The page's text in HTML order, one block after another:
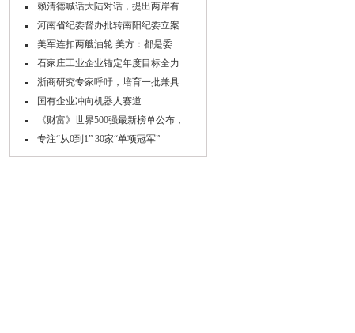
赖清德喊话大陆对话，提出两岸有
河南省纪委督办批转南阳纪委立案
美军连扣两艘油轮 美方：都是委
石家庄工业企业锚定年度目标全力
浙商研究专家呼吁，培育一批兼具
国有企业冲向机器人赛道
《财富》世界500强最新榜单公布，
专注“从0到1” 30家“单项冠军”